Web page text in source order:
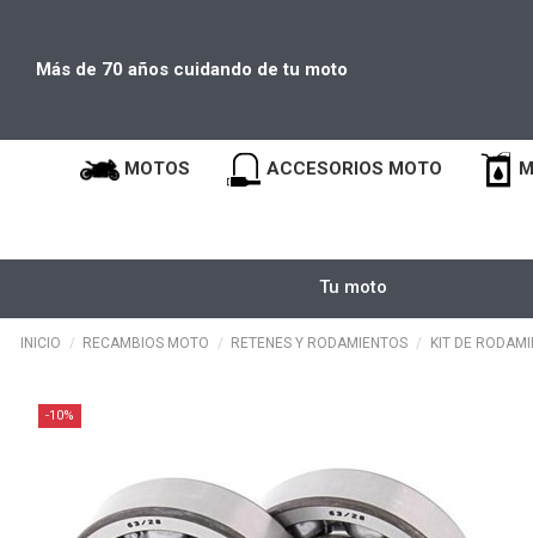
Más de 70 años cuidando de tu moto
MOTOS ACCESORIOS MOTO
Tu moto
INICIO RECAMBIOS MOTO RETENES Y RODAMIENTOS KIT DE
-10%